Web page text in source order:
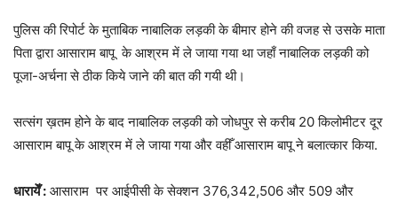
पुलिस की रिपोर्ट के मुताबिक नाबालिक लड़की के बीमार होने की वजह से उसके माता
पिता द्वारा आसाराम बापू के आश्रम में ले जाया गया था जहाँ नाबालिक लड़की को
पूजा-अर्चना से ठीक किये जाने की बात की गयी थी।
सत्संग ख़तम होने के बाद नाबालिक लड़की को जोधपुर से करीब 20 किलोमीटर दूर
आसाराम बापू के आश्रम में ले जाया गया और वहीँ आसाराम बापू ने बलात्कार किया.
धारायेँ : आसाराम पर आईपीसी के सेक्शन 376,342,506 और 509 और